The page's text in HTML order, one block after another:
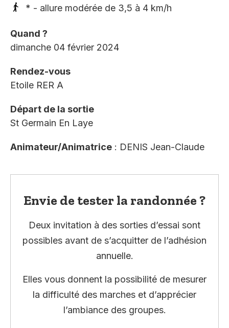
* - allure modérée de 3,5 à 4 km/h
Quand ?
dimanche 04 février 2024
Rendez-vous
Etoile RER A
Départ de la sortie
St Germain En Laye
Animateur/Animatrice : DENIS Jean-Claude
Envie de tester la randonnée ?
Deux invitation à des sorties d’essai sont
possibles avant de s’acquitter de l’adhésion
annuelle.
Elles vous donnent la possibilité de mesurer
la difficulté des marches et d’apprécier
l’ambiance des groupes.